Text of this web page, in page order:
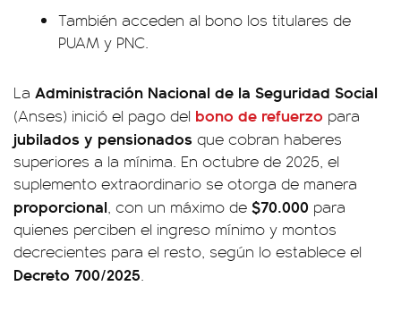
También acceden al bono los titulares de
PUAM y PNC.
La Administración Nacional de la Seguridad Social
(Anses) inició el pago del bono de refuerzo para
jubilados y pensionados que cobran haberes
superiores a la mínima. En octubre de 2025, el
suplemento extraordinario se otorga de manera
proporcional, con un máximo de $70.000 para
quienes perciben el ingreso mínimo y montos
decrecientes para el resto, según lo establece el
Decreto 700/2025.